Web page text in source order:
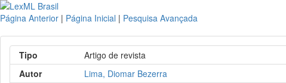
Página Anterior | Página Inicial | Pesquisa Avançada
Tipo
Artigo de revista
Autor
Lima, Diomar Bezerra